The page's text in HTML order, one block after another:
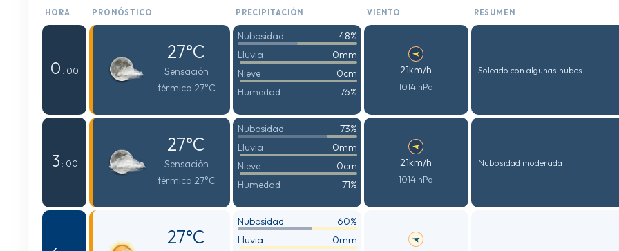
HORA PRONÓSTICO PRECIPITACIÓN VIENTO RESUMEN
0 : 00
27°C
Sensación
térmica 27°C
Nubosidad
48%
Lluvia
0mm
Nieve
0cm
Humedad
76%
21km/h
1014 hPa
Soleado con algunas nubes
3 : 00
27°C
Sensación
térmica 27°C
Nubosidad
73%
Lluvia
0mm
Nieve
0cm
Humedad
71%
21km/h
1014 hPa
Nubosidad moderada
27°C
Nubosidad
60%
Lluvia
0mm